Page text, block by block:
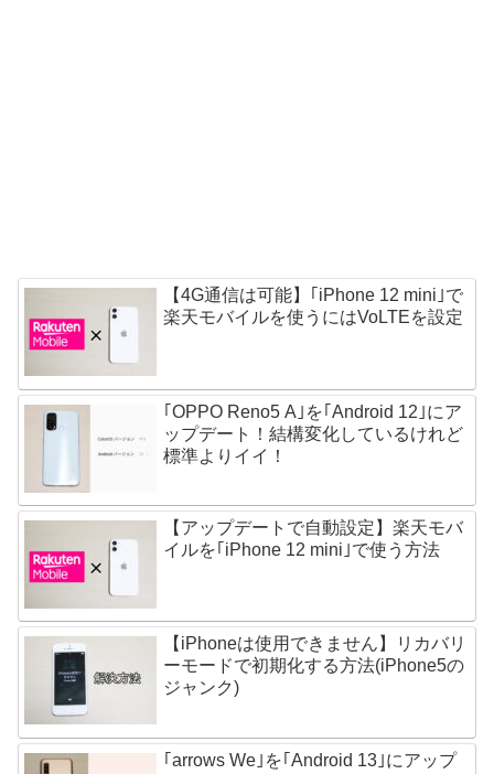
【4G通信は可能】｢iPhone 12 mini｣で
楽天モバイルを使うにはVoLTEを設定
｢OPPO Reno5 A｣を｢Android 12｣にア
ップデート！結構変化しているけれど
標準よりイイ！
【アップデートで自動設定】楽天モバ
イルを｢iPhone 12 mini｣で使う方法
【iPhoneは使用できません】リカバリ
ーモードで初期化する方法(iPhone5の
ジャンク)
｢arrows We｣を｢Android 13｣にアップ